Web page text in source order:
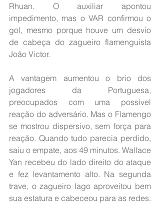
Rhuan. O auxiliar apontou
impedimento, mas o VAR confirmou o
gol, mesmo porque houve um desvio
de cabeça do zagueiro flamenguista
João Victor.
A vantagem aumentou o brio dos
jogadores da Portuguesa,
preocupados com uma possível
reação do adversário. Mas o Flamengo
se mostrou dispersivo, sem força para
reação. Quando tudo parecia perdido,
saiu o empate, aos 49 minutos. Wallace
Yan recebeu do lado direito do ataque
e fez levantamento alto. Na segunda
trave, o zagueiro Iago aproveitou bem
sua estatura e cabeceou para as redes.